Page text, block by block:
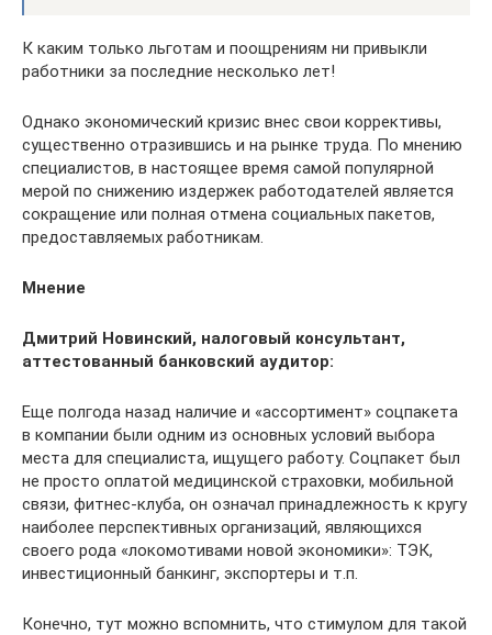
К каким только льготам и поощрениям ни привыкли
работники ­за последние ­несколько лет!
Однако экономический кризис внес свои коррективы,
существенно отразившись и на рынке труда. По мнению
специалистов, в настоящее время самой популярной
мерой по снижению издержек работодателей является
сокращение или полная отмена социальных пакетов,
предоставляемых работникам.
Мнение
Дмитрий Новинский, налоговый консультант,
аттестованный банковский аудитор:
Еще полгода назад наличие и «ассортимент» соцпакета
в компании были одним из основных условий выбора
места для специалиста, ищущего работу. Соцпакет был
не просто оплатой медицинской страховки, мобильной
связи, фитнес-клуба, он означал принадлежность к кругу
наиболее перспективных организаций, являющихся
своего рода «локомотивами новой экономики»: ТЭК,
инвестиционный банкинг, экспортеры и т.п.
Конечно, тут можно вспомнить, что стимулом для такой